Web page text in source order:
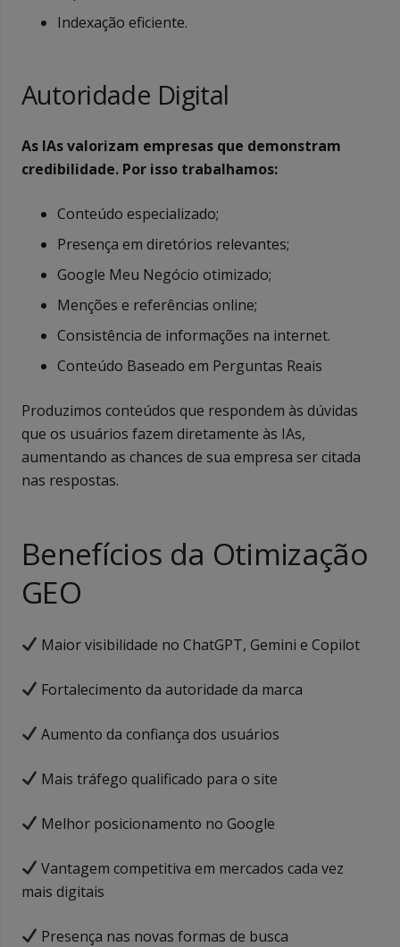
Indexação eficiente.
Autoridade Digital
As IAs valorizam empresas que demonstram
credibilidade. Por isso trabalhamos:
Conteúdo especializado;
Presença em diretórios relevantes;
Google Meu Negócio otimizado;
Menções e referências online;
Consistência de informações na internet.
Conteúdo Baseado em Perguntas Reais
Produzimos conteúdos que respondem às dúvidas
que os usuários fazem diretamente às IAs,
aumentando as chances de sua empresa ser citada
nas respostas.
Benefícios da Otimização
GEO
Maior visibilidade no ChatGPT, Gemini e Copilot
Fortalecimento da autoridade da marca
Aumento da confiança dos usuários
Mais tráfego qualificado para o site
Melhor posicionamento no Google
Vantagem competitiva em mercados cada vez
mais digitais
Presença nas novas formas de busca